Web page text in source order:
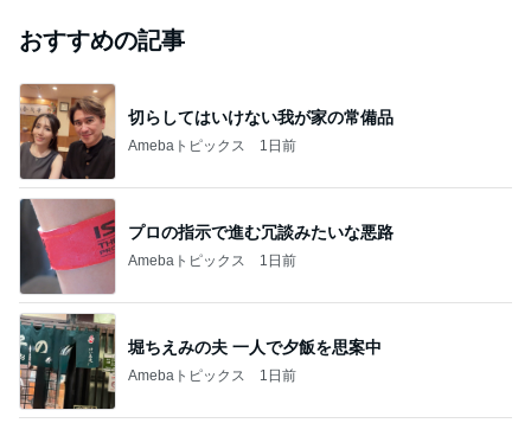
おすすめの記事
切らしてはいけない我が家の常備品
Amebaトピックス 1日前
プロの指示で進む冗談みたいな悪路
Amebaトピックス 1日前
堀ちえみの夫 一人で夕飯を思案中
Amebaトピックス 1日前